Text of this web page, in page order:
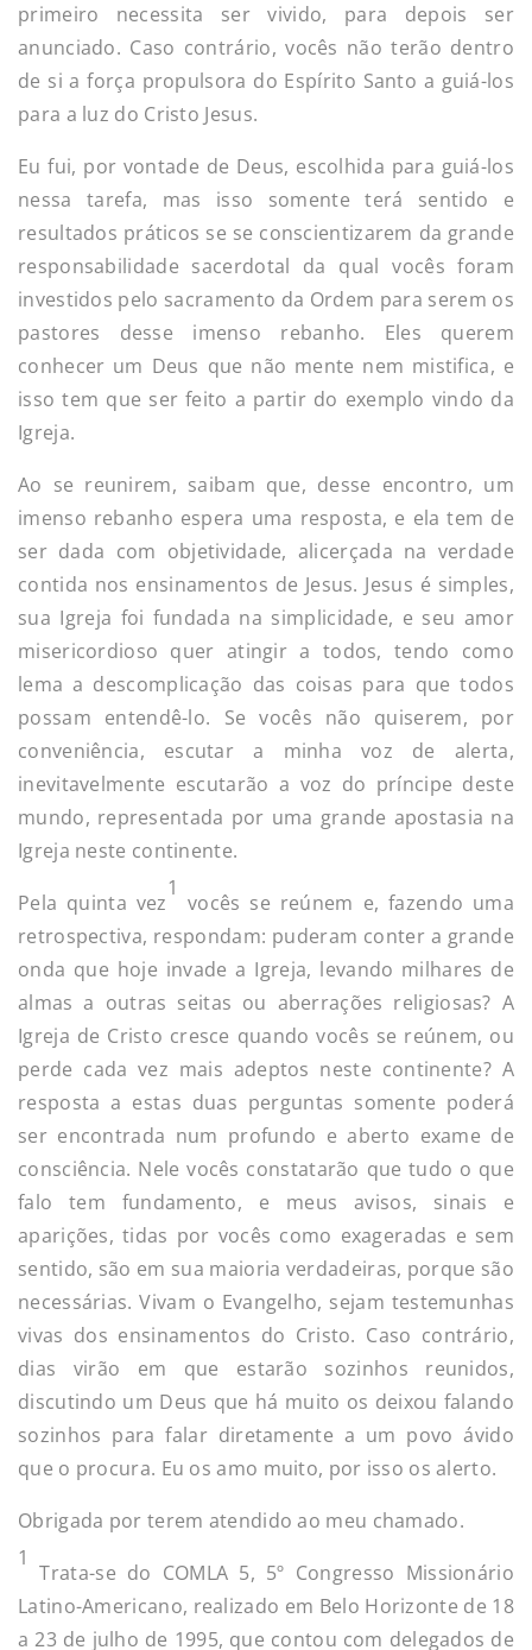
primeiro necessita ser vivido, para depois ser
anunciado. Caso contrário, vocês não terão dentro
de si a força propulsora do Espírito Santo a guiá-los
para a luz do Cristo Jesus.
Eu fui, por vontade de Deus, escolhida para guiá-los
nessa tarefa, mas isso somente terá sentido e
resultados práticos se se conscientizarem da grande
responsabilidade sacerdotal da qual vocês foram
investidos pelo sacramento da Ordem para serem os
pastores desse imenso rebanho. Eles querem
conhecer um Deus que não mente nem mistifica, e
isso tem que ser feito a partir do exemplo vindo da
Igreja.
Ao se reunirem, saibam que, desse encontro, um
imenso rebanho espera uma resposta, e ela tem de
ser dada com objetividade, alicerçada na verdade
contida nos ensinamentos de Jesus. Jesus é simples,
sua Igreja foi fundada na simplicidade, e seu amor
misericordioso quer atingir a todos, tendo como
lema a descomplicação das coisas para que todos
possam entendê-lo. Se vocês não quiserem, por
conveniência, escutar a minha voz de alerta,
inevitavelmente escutarão a voz do príncipe deste
mundo, representada por uma grande apostasia na
Igreja neste continente.
Pela quinta vez
1
vocês se reúnem e, fazendo uma
retrospectiva, respondam: puderam conter a grande
onda que hoje invade a Igreja, levando milhares de
almas a outras seitas ou aberrações religiosas? A
Igreja de Cristo cresce quando vocês se reúnem, ou
perde cada vez mais adeptos neste continente? A
resposta a estas duas perguntas somente poderá
ser encontrada num profundo e aberto exame de
consciência. Nele vocês constatarão que tudo o que
falo tem fundamento, e meus avisos, sinais e
aparições, tidas por vocês como exageradas e sem
sentido, são em sua maioria verdadeiras, porque são
necessárias. Vivam o Evangelho, sejam testemunhas
vivas dos ensinamentos do Cristo. Caso contrário,
dias virão em que estarão sozinhos reunidos,
discutindo um Deus que há muito os deixou falando
sozinhos para falar diretamente a um povo ávido
que o procura. Eu os amo muito, por isso os alerto.
Obrigada por terem atendido ao meu chamado.
1
Trata-se do COMLA 5, 5º Congresso Missionário
Latino-Americano, realizado em Belo Horizonte de 18
a 23 de julho de 1995, que contou com delegados de